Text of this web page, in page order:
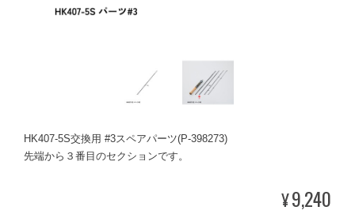
HK407-5S交換用 #3スペアパーツ(P-398273)
先端から３番目のセクションです。
¥9,240